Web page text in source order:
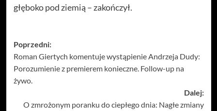
głęboko pod ziemią – zakończył.
Zobacz
wpisy
Poprzedni:
Roman Giertych komentuje wystąpienie Andrzeja Dudy:
Porozumienie z premierem konieczne. Follow-up na
żywo.
Dalej:
O zmrożonym poranku do ciepłego dnia: Nagłe zmiany